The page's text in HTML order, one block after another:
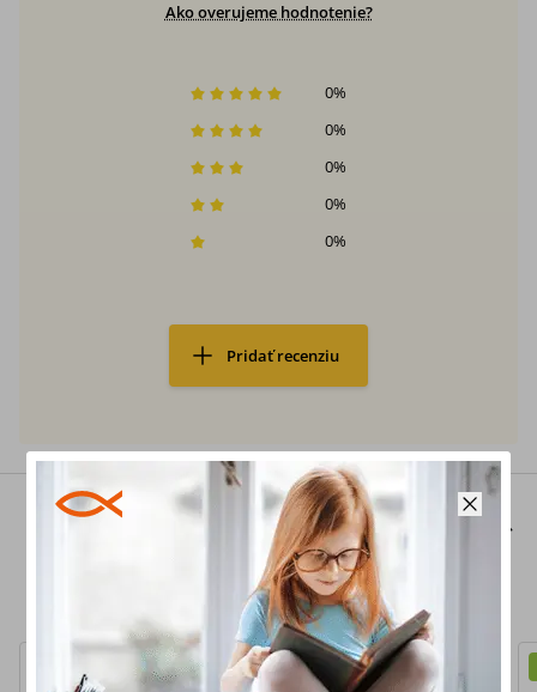
Ako overujeme hodnotenie?
0%
0%
0%
0%
0%
Pridať recenziu
Zvýhodnené sady
Nakupujte ešte výhodnejšie a získajte ešte výraznejšie zľavy,
Novinka